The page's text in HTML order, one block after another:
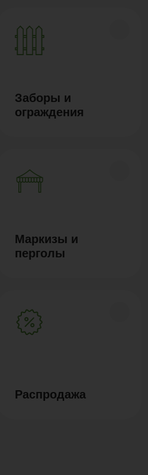
Заборы и
ограждения
Маркизы и
перголы
Распродажа